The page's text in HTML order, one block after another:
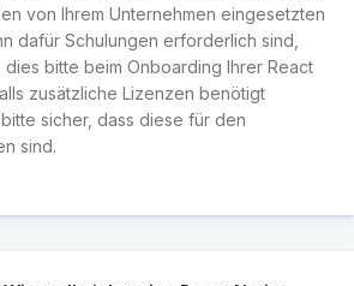
von Ihrem Unternehmen eingesetzten
dafür Schulungen erforderlich sind,
bitte beim Onboarding Ihrer React
zusätzliche Lizenzen benötigt
sicher, dass diese für den
sind.